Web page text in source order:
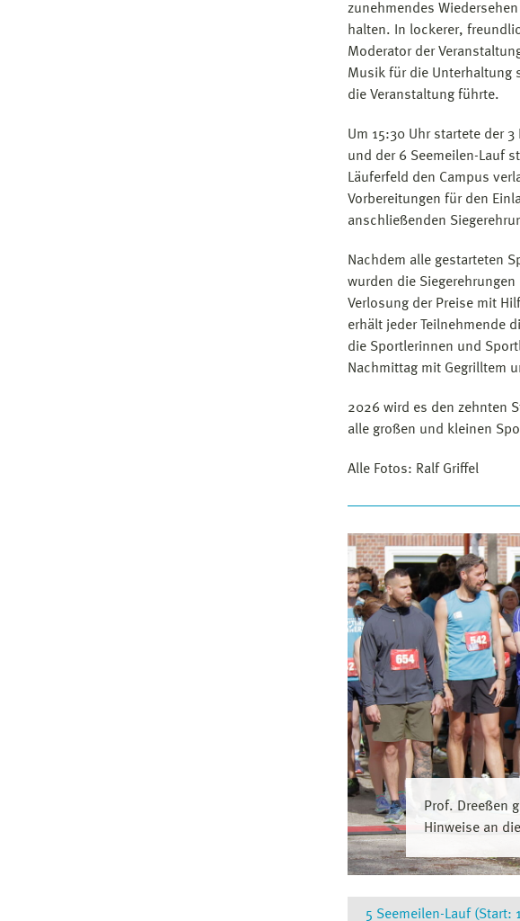
zunehmendes
halten. In lockerer,
Moderator der
Musik für die Unterhaltung
die Veranstaltung führte.
Um 15:30 Uhr startete der
und der 6 Seemeilen-Lauf
Läuferfeld den Campus
Vorbereitungen für den
anschließenden
Nachdem alle gestarteten
wurden die
Verlosung der Preise mit
erhält jeder Teilnehmende
die Sportlerinnen und
Nachmittag mit Gegrilltem
2026 wird es den zehnten
alle großen und kleinen
Alle Fotos: Ralf Griffel
Prof. Dreeßen
Hinweise an
5 Seemeilen-Lauf (Start: